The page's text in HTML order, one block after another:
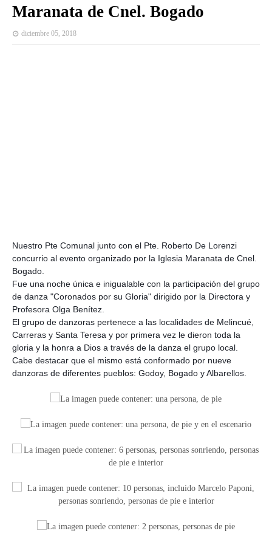
Maranata de Cnel. Bogado
diciembre 05, 2018
Nuestro Pte Comunal junto con el Pte. Roberto De Lorenzi
concurrio al evento organizado por la Iglesia Maranata de Cnel.
Bogado.
Fue una noche única e inigualable con la participación del grupo
de danza "Coronados por su Gloria" dirigido por la Directora y
Profesora Olga Benítez.
El grupo de danzoras pertenece a las localidades de Melincué,
Carreras y Santa Teresa y por primera vez le dieron toda la
gloria y la honra a Dios a través de la danza el grupo local.
Cabe destacar que el mismo está conformado por nueve
danzoras de diferentes pueblos: Godoy, Bogado y Albarellos.